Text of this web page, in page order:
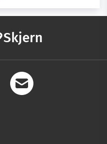
Skjern